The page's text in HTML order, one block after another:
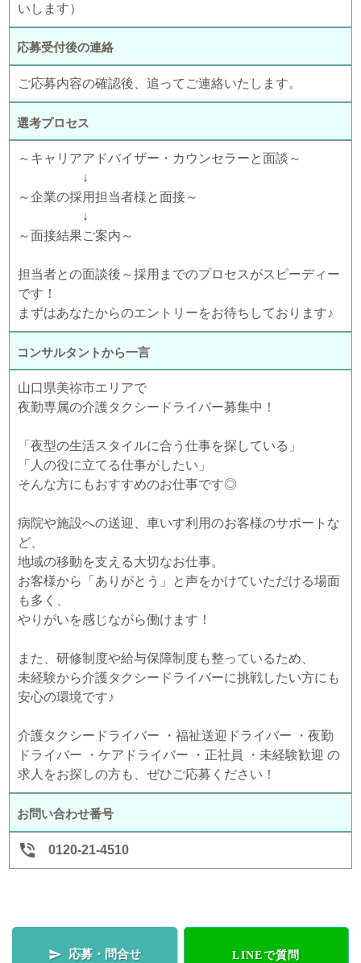
いします）
応募受付後の連絡
ご応募内容の確認後、追ってご連絡いたします。
選考プロセス
～キャリアアドバイザー・カウンセラーと面談～
↓
～企業の採用担当者様と面接～
↓
～面接結果ご案内～
担当者との面談後～採用までのプロセスがスピーディー
です！
まずはあなたからのエントリーをお待ちしております♪
コンサルタントから一言
山口県美祢市エリアで
夜勤専属の介護タクシードライバー募集中！
「夜型の生活スタイルに合う仕事を探している」
「人の役に立てる仕事がしたい」
そんな方にもおすすめのお仕事です◎
病院や施設への送迎、車いす利用のお客様のサポートな
ど、
地域の移動を支える大切なお仕事。
お客様から「ありがとう」と声をかけていただける場面
も多く、
やりがいを感じながら働けます！
また、研修制度や給与保障制度も整っているため、
未経験から介護タクシードライバーに挑戦したい方にも
安心の環境です♪
介護タクシードライバー ・福祉送迎ドライバー ・夜勤
ドライバー ・ケアドライバー ・正社員 ・未経験歓迎 の
求人をお探しの方も、ぜひご応募ください！
お問い合わせ番号
 0120-21-4510
 応募・問合せ LINEで質問